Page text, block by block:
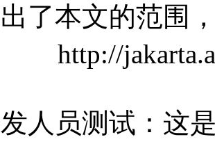
了本文的范围
http://
员测试：这是